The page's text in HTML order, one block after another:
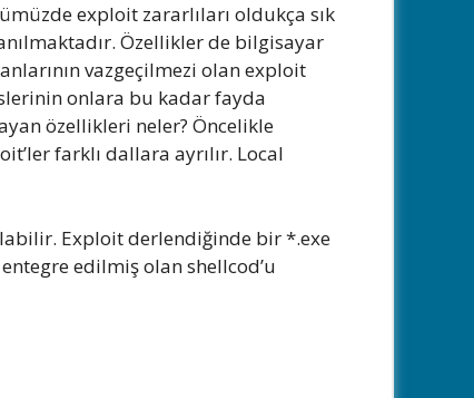
exploit zararlıları oldukça sık
Özellikler de bilgisayar
vazgeçilmezi olan exploit
onlara bu kadar fayda
özellikleri neler? Öncelikle
farklı dallara ayrılır. Local
Exploit derlendiğinde bir *.exe
edilmiş olan shellcod’u